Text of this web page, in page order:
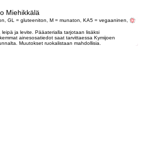
Miehikkälä
GL = gluteeniton, M = munaton, KA5 = vegaaninen,
ja levite. Pääaterialla tarjotaan lisäksi
ainesosatiedot saat tarvittaessa Kymijoen
Muutokset ruokalistaan mahdollisia.